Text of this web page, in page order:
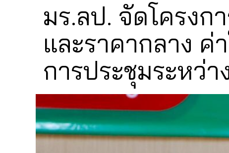
มร.ลป. จัดโครงก
และราคากลาง ค่
การประชุมระหว่า